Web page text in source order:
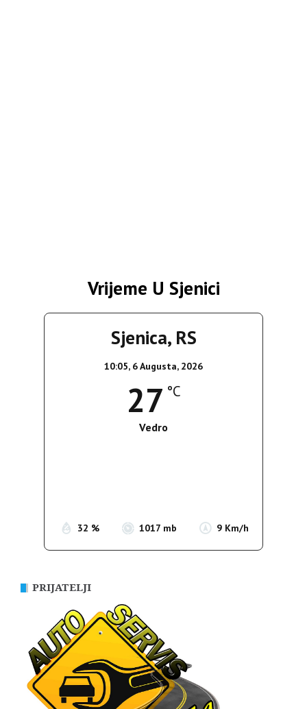
Vrijeme U Sjenici
Sjenica, RS
10:05, 6 Augusta, 2026
27 °C
Vedro
32 % 1017 mb 9 Km/h
PRIJATELJI